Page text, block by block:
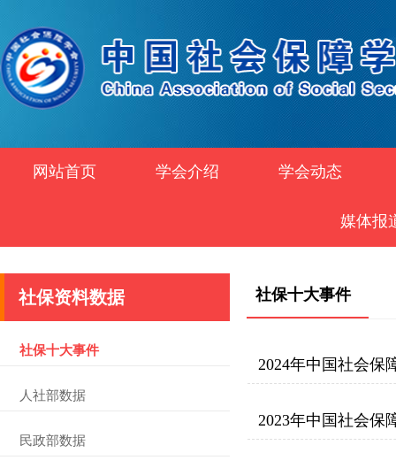
网站首页 学会介绍 学会动态
媒体报
社保资料数据
社保十大事件
人社部数据
民政部数据
社保十大事件
2024年中国社会保
2023年中国社会保